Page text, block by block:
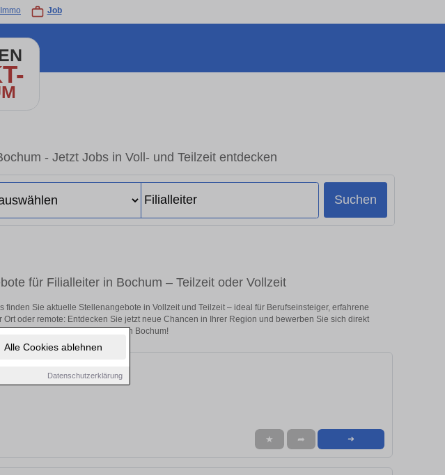
Alle Cookies ablehnen
Datenschutzerklärung
Immo Job
- Jetzt Jobs in Voll- und Teilzeit entdecken
Suchen
für Filialleiter in Bochum – Teilzeit oder Vollzeit
Sie aktuelle Stellenangebote in Vollzeit und Teilzeit – ideal für Berufseinsteiger, erfahrene
oder remote: Entdecken Sie jetzt neue Chancen in Ihrer Region und bewerben Sie sich direkt
auf passende Filialleiter-Stellen in Bochum!
w/d)
★ ➦ ➜